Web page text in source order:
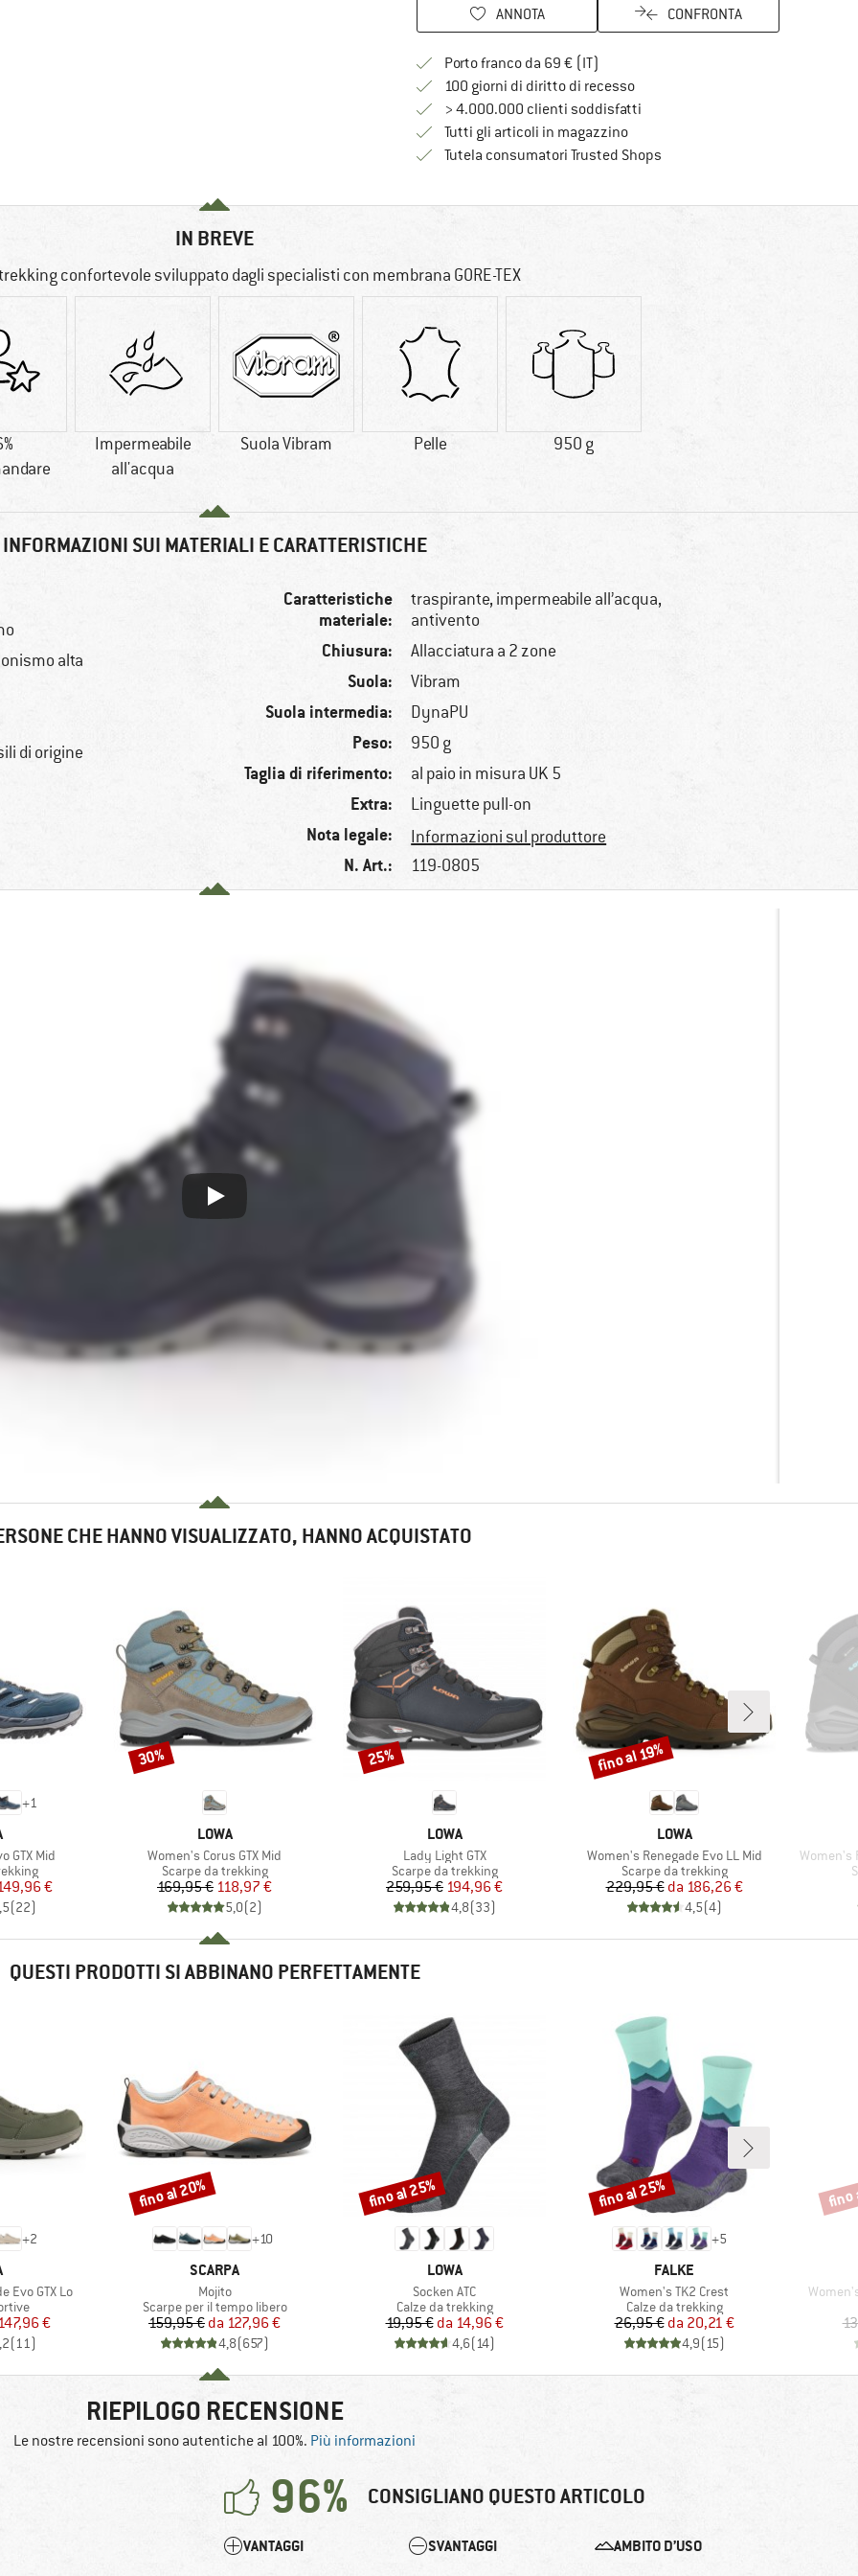
ANNOTA CONFRONTA
Porto franco da 69 € (IT)
100 giorni di diritto di recessoVai alla politica di recesso qui Si
> 4.000.000 clienti soddisfatti
Tutti gli articoli in magazzino
Tutela consumatori Trusted ShopsTrovi tutte le informazioni qui!
IN BREVE
confortevole sviluppato dagli specialisti con membrana GORE-TEX
Impermeabile
all'acqua
Suola Vibram Pelle 950 g
INFORMAZIONI SUI MATERIALI E CARATTERISTICHE
alta
di origine
Caratteristiche
materiale:
traspirante, impermeabile all’acqua,
antivento
Chiusura: Allacciatura a 2 zone
Suola: Vibram
Suola intermedia: DynaPU
Peso: 950 g
Taglia di riferimento: al paio in misura UK 5
Extra: Linguette pull-on
Nota legale: Informazioni sul produttore
N. Art.: 119-0805
CHE HANNO VISUALIZZATO, HANNO ACQUISTATO
+1
GTX Mid
ridotto
€
(22)
MARCHIO
LOWA
Articolo
Women's Corus GTX Mid
Gruppo di prodotti
Scarpe da trekking
Prezzo
169,95 €Prezzo ridotto
118,97 €
5,0(2)
Sconto
30%
MARCHIO
LOWA
Articolo
Lady Light GTX
Gruppo di prodotti
Scarpe da trekking
Prezzo
259,95 €Prezzo ridotto
194,96 €
4,8(33)
Sconto
25%
MARCHIO
LOWA
Articolo
Women's Renegade Evo LL Mid
Gruppo di prodotti
Scarpe da trekking
Prezzo
229,95 € Prezzo ridotto
da 186,26 €
4,5(4)
Sconto
fino al 19%
Articolo
Women's
QUESTI PRODOTTI SI ABBINANO PERFETTAMENTE
+2
Evo GTX Lo
ridotto
€
(11)
+10
MARCHIO
SCARPA
Articolo
Mojito
Gruppo di prodotti
Scarpe per il tempo libero
Prezzo
159,95 € Prezzo ridotto
da 127,96 €
4,8(657)
Sconto
fino al 20%
MARCHIO
LOWA
Articolo
Socken ATC
Gruppo di prodotti
Calze da trekking
Prezzo
19,95 € Prezzo ridotto
da 14,96 €
4,6(14)
Sconto
fino al 25%
+5
MARCHIO
FALKE
Articolo
Women's TK2 Crest
Gruppo di prodotti
Calze da trekking
Prezzo
26,95 € Prezzo ridotto
da 20,21 €
4,9(15)
Sconto
fino al 25%
Articolo
fino
RIEPILOGO RECENSIONE
Le nostre recensioni sono autentiche al 100%. Più informazioni
96% CONSIGLIANO QUESTO ARTICOLO
VANTAGGI SVANTAGGI AMBITO D’USO